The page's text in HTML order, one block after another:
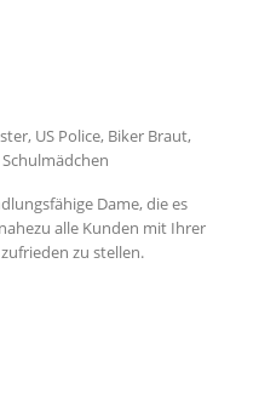
US Police, Biker Braut,
Dame, die es
alle Kunden mit Ihrer
zu stellen.